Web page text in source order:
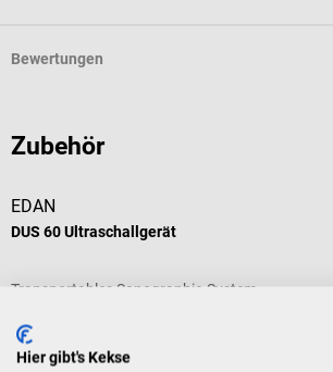
Bewertungen
Zubehör
EDAN
DUS 60 Ultraschallgerät
Transportables Sonographie-System
Durchschnittliche Bewertung von 5 von 5 Sternen
Hier gibt's Kekse